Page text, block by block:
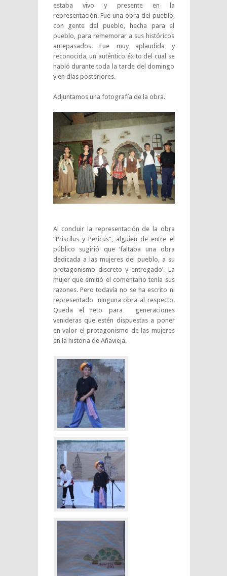
estaba vivo y presente en la
representación. Fue una obra del pueblo,
con gente del pueblo, hecha para el
pueblo, para rememorar a sus históricos
antepasados. Fue muy aplaudida y
reconocida, un auténtico éxito del cual se
habló durante toda la tarde del domingo
y en días posteriores.
Adjuntamos una fotografía de la obra.
Al concluir la representación de la obra
“Priscilus y Pericus”, alguien de entre el
público sugirió que ‘faltaba una obra
dedicada a las mujeres del pueblo, a su
protagonismo discreto y entregado’. La
mujer que emitió el comentario tenía sus
razones. Pero todavía no se ha escrito ni
representado ninguna obra al respecto.
Queda el reto para generaciones
venideras que estén dispuestas a poner
en valor el protagonismo de las mujeres
en la historia de Añavieja.